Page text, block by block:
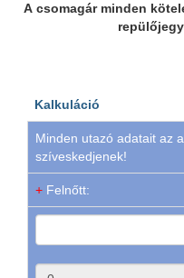
A csomagár minden
Kalkuláció
Minden utazó adatait az
szíveskedjenek!
+ Felnőtt: